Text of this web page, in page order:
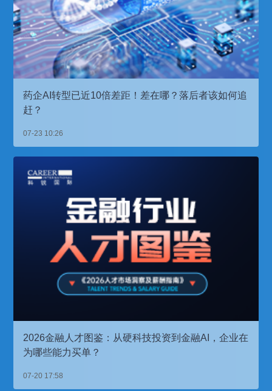
药企AI转型已近10倍差距！差在哪？落后者该如何追
赶？
07-23 10:26
2026金融人才图鉴：从硬科技投资到金融AI，企业在
为哪些能力买单？
07-20 17:58